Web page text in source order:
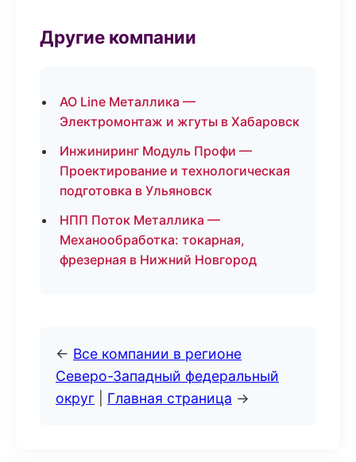
Другие компании
АО Line Металлика —
Электромонтаж и жгуты в Хабаровск
Инжиниринг Модуль Профи —
Проектирование и технологическая
подготовка в Ульяновск
НПП Поток Металлика —
Механообработка: токарная,
фрезерная в Нижний Новгород
← Все компании в регионе
Северо-Западный федеральный
округ
Главная страница →